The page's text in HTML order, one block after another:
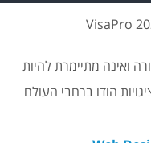
ואינה מתיימרת להיות
הודו ברחבי העולם